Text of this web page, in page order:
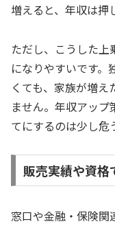
増えると、年収は押
ただし、こうした
になりやすいです。
くても、家族が増え
ません。年収アッ
てにするのは少し危
販売実績や資格
窓口や金融・保険